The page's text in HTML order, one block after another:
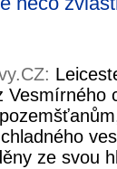
Vesmírného
ze svou